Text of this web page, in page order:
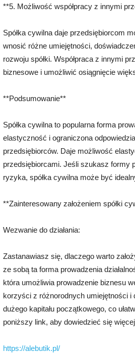
**5. Możliwość współpracy z innymi
Spółka cywilna daje przedsiębiorcom
wnosić różne umiejętności,
rozwoju spółki. Współpraca z innymi
biznesowe i umożliwić osiągnięcie
**Podsumowanie**
Spółka cywilna to popularna forma
elastyczność i ograniczona
przedsiębiorców. Daje możliwość
przedsiębiorcami. Jeśli szukasz formy
ryzyka, spółka cywilna może być
**Zainteresowany założeniem spółki
Wezwanie do działania:
Zastanawiasz się, dlaczego warto
ze sobą ta forma prowadzenia
która umożliwia prowadzenie biznesu
korzyści z różnorodnych umiejętności i
dużego kapitału początkowego, co
poniższy link, aby dowiedzieć się
https://alebutik.pl/